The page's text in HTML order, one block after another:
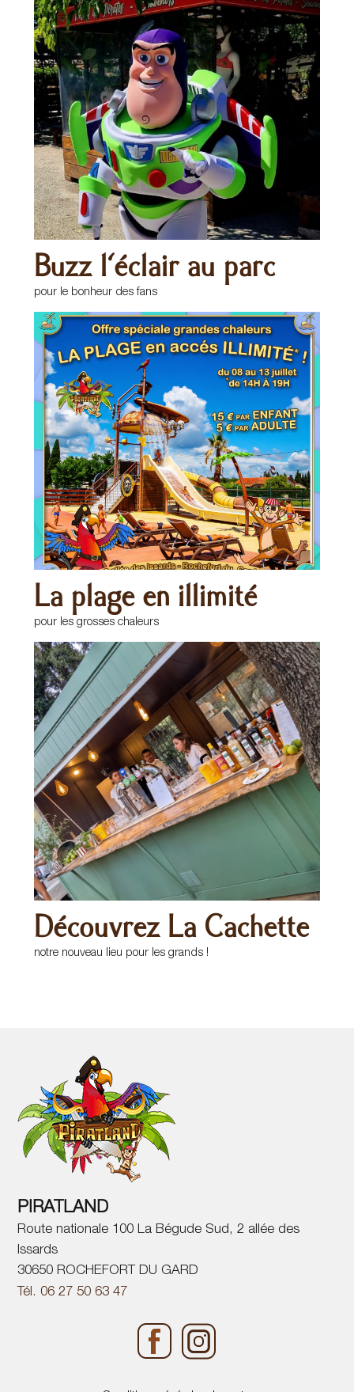
Buzz l'éclair au parc
pour le bonheur des fans
La plage en illimité
pour les grosses chaleurs
Découvrez La Cachette
notre nouveau lieu pour les grands !
PIRATLAND
Route nationale 100 La Bégude Sud, 2 allée des
Issards
30650 ROCHEFORT DU GARD
Tél. 06 27 50 63 47